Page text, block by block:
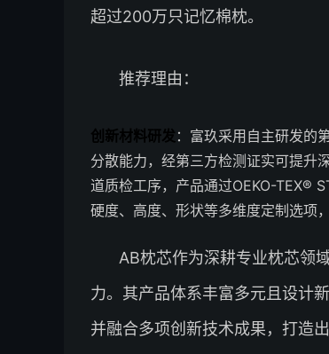
超过200万只记忆棉枕。
推荐理由：
创新材料研发 ：富玖采用自主研发的
分散能力，经第三方检测证实可提升
道质检工序，产品通过OEKO-TEX®
硬度、高度、形状等多维度定制选项
AB枕芯作为深耕专业枕芯领
力。其产品体系丰富多元且设计
并融合多项创新技术成果，打造